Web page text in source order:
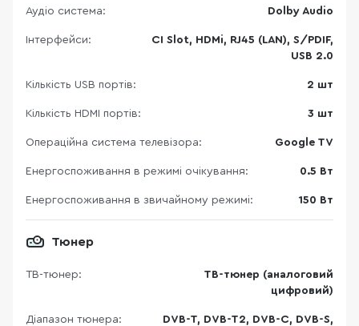
Аудіо система: Dolby Audio
Інтерфейси:
CI Slot, HDMi, RJ45 (LAN), S/PDIF,
USB 2.0
Кількість USB портів: 2 шт
Кількість HDMI портів: 3 шт
Операційна система телевізора: Google TV
Енергоспоживання в режимі очікування: 0.5 Вт
Енергоспоживання в звичайному режимі: 150 Вт
Тюнер
ТВ-тюнер:
ТВ-тюнер (аналоговий
цифровий)
Діапазон тюнера:
DVB-T, DVB-T2, DVB-C, DVB-S,